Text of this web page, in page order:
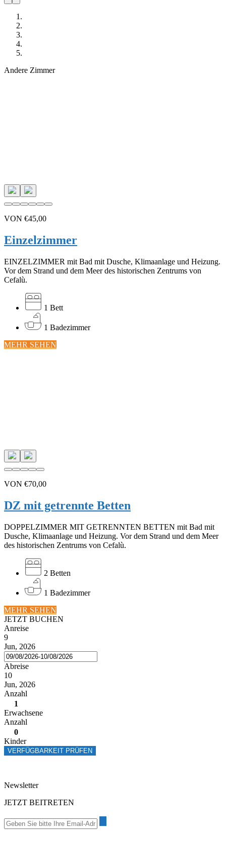
Andere Zimmer
VON €45,00
Einzelzimmer
EINZELZIMMER mit Bad mit Dusche, Klimaanlage und Heizung.
Vor dem Strand und dem Meer des historischen Zentrums von
Cefalù.
1 Bett
1 Badezimmer
MEHR SEHEN
VON €70,00
DZ mit getrennte Betten
DOPPELZIMMER MIT GETRENNTEN BETTEN mit Bad mit
Dusche, Klimaanlage und Heizung. Vor dem Strand und dem Meer
des historischen Zentrums von Cefalù.
2 Betten
1 Badezimmer
MEHR SEHEN
JETZT BUCHEN
Anreise
9
Jun, 2026
Abreise
10
Jun, 2026
Anzahl
1
Erwachsene
Anzahl
0
Kinder
VERFÜGBARKEIT PRÜFEN
Newsletter
JETZT BEITRETEN